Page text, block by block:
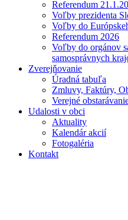
Referendum
Voľby prezidenta
Voľby do
Referendum 2026
Voľby do orgánov
samosprávnych
Zverejňovanie
Úradná tabuľa
Zmluvy, Faktúry,
Verejné
Udalosti v obci
Aktuality
Kalendár akcií
Fotogaléria
Kontakt